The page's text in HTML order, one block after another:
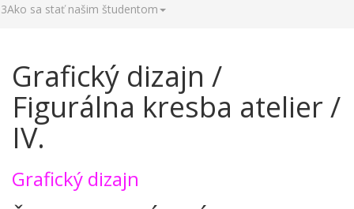
3Ako sa stať našim študentom
Grafický dizajn /
Figurálna kresba atelier /
IV.
Grafický dizajn